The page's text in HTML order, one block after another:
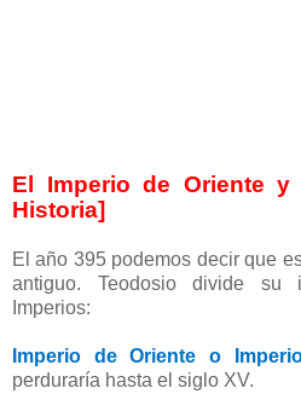
El Imperio de Oriente y
Historia]
El año 395 podemos decir que
antiguo. Teodosio divide su
Imperios:
Imperio de Oriente o
perduraría hasta el siglo XV.